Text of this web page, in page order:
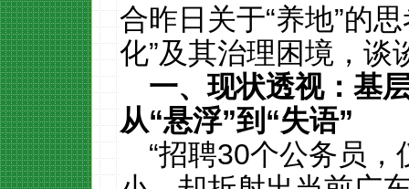
合昨日关于“养地”的
化”及其治理困境，谈
一、现状透视：基
从“悬浮”到 “失语”
“招聘30个公务员